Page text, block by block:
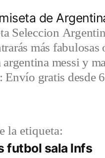
de
Seleccion
más fabulosas
argentina messi y
Envío gratis desde
la etiqueta:
futbol sala lnfs